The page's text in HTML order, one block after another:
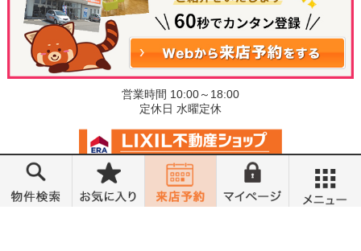
営業時間 10:00～18:00
定休日 水曜定休
©小金井不動産売買部 小山城東店